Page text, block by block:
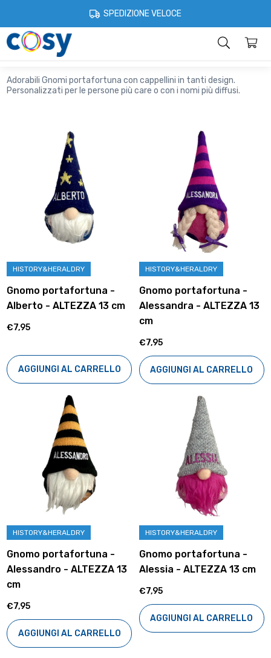
SPEDIZIONE VELOCE
Idee regalo Gnomi portafortuna
Gnomi Portafortuna
Adorabili Gnomi portafortuna con cappellini in tanti design.
Personalizzati per le persone più care o con i nomi più diffusi.
HISTORY&HERALDRY
Gnomo portafortuna -
Alberto - ALTEZZA 13 cm
€7,95
AGGIUNGI AL CARRELLO
HISTORY&HERALDRY
Gnomo portafortuna -
Alessandra - ALTEZZA 13
cm
€7,95
AGGIUNGI AL CARRELLO
HISTORY&HERALDRY
Gnomo portafortuna -
Alessandro - ALTEZZA 13
cm
€7,95
AGGIUNGI AL CARRELLO
HISTORY&HERALDRY
Gnomo portafortuna -
Alessia - ALTEZZA 13 cm
€7,95
AGGIUNGI AL CARRELLO
Account Contatti Informazioni